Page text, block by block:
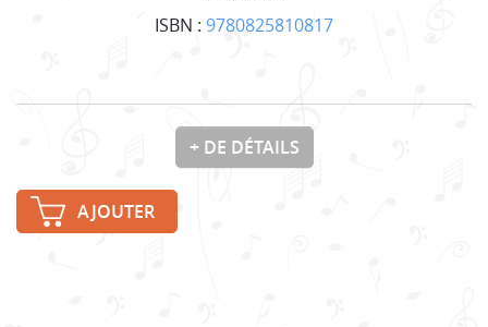
ISBN : 9780825810817
+ DE DÉTAILS
AJOUTER